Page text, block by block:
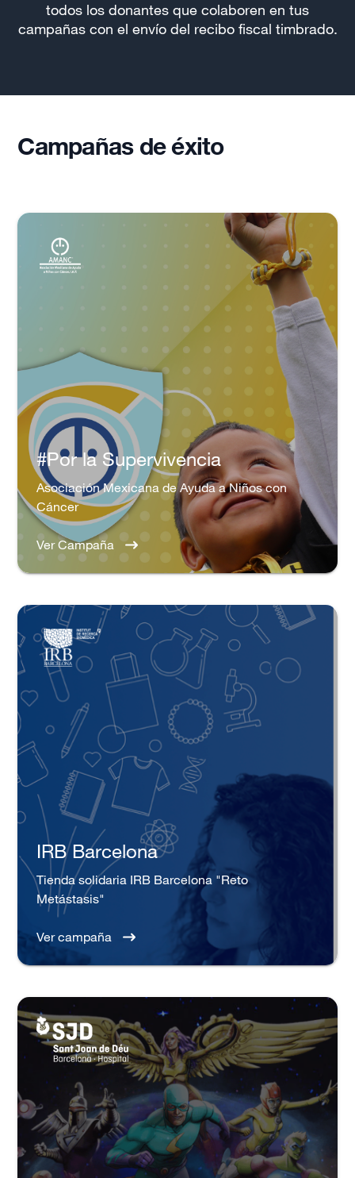
todos los donantes que colaboren en tus
campañas con el envío del recibo fiscal timbrado.
Campañas de éxito
#Por la Supervivencia
Asociación Mexicana de Ayuda a Niños con
Cáncer
Ver Campaña
IRB Barcelona
Tienda solidaria IRB Barcelona "Reto
Metástasis"
Ver campaña